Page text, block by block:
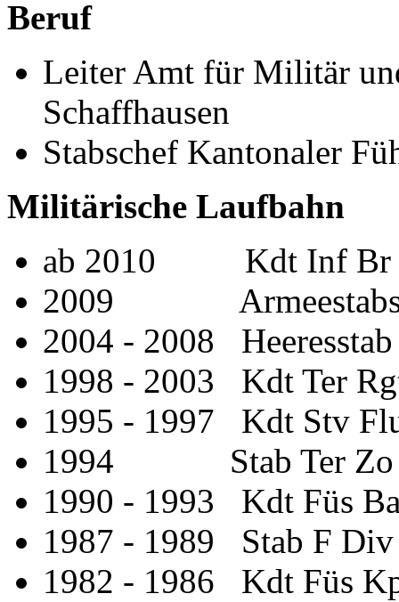
Beruf
Leiter Amt für Militär
Schaffhausen
Stabschef Kantonaler
Militärische Laufbahn
ab 2010 Kdt Inf Br
2009
2004 - 2008
1998 - 2003 Kdt Ter
1995 - 1997 Kdt Stv
1994 Stab Ter Zo
1990 - 1993 Kdt Füs
1987 - 1989 Stab F
1982 - 1986 Kdt Füs